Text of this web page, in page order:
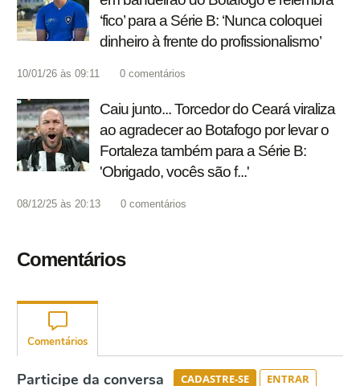
‘fico’ para a Série B: ‘Nunca coloquei
dinheiro à frente do profissionalismo’
10/01/26 às 09:11 0 comentários
Caiu junto... Torcedor do Ceará viraliza
ao agradecer ao Botafogo por levar o
Fortaleza também para a Série B:
'Obrigado, vocês são f...'
08/12/25 às 20:13 0 comentários
Comentários